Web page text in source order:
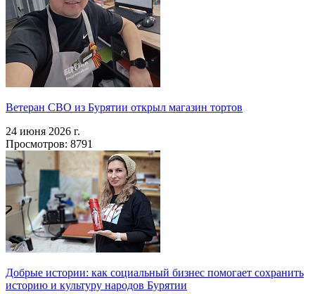
Ветеран СВО из Бурятии открыл магазин тортов
24 июня 2026 г.
Просмотров: 8791
Добрые истории: как социальный бизнес помогает сохранить
историю и культуру народов Бурятии